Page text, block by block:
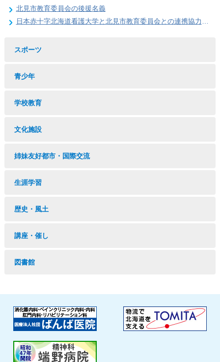
北見市教育委員会の後援名義
日本赤十字北海道看護大学と北見市教育委員会との連携協力に関する協定の締結
スポーツ
青少年
学校教育
文化施設
姉妹友好都市・国際交流
生涯学習
歴史・風土
講座・催し
図書館